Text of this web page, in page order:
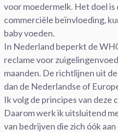
voor moedermelk. Het doel
commerciële beïnvloeding,
baby voeden.
In Nederland beperkt de
reclame voor
maanden. De richtlijnen uit
dan de Nederlandse of
Ik volg de principes van deze
Daarom werk ik uitsluitend
van bedrijven die zich óók